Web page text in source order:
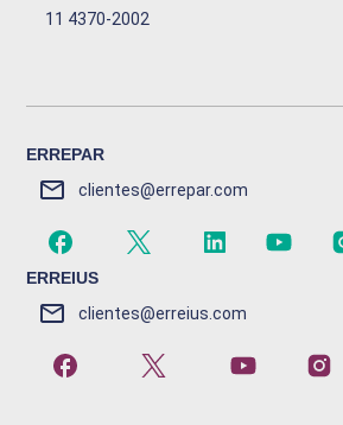
11 4370-2002
ERREPAR
clientes@errepar.com
ERREIUS
clientes@erreius.com